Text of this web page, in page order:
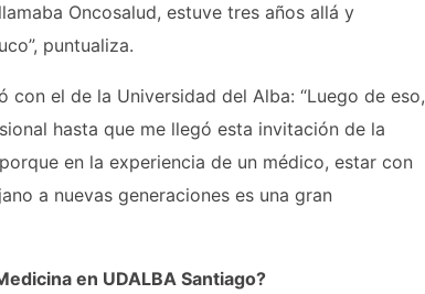
Oncosalud, estuve tres años allá y
puntualiza.
con el de la Universidad del Alba: “Luego de eso,
hasta que me llegó esta invitación de la
en la experiencia de un médico, estar con
a nuevas generaciones es una gran
en UDALBA Santiago?